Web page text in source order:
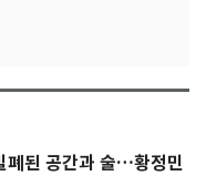
폐된 공간과 술…황정민